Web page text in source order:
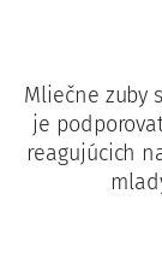
Mliečne zuby
je
reagujúcich